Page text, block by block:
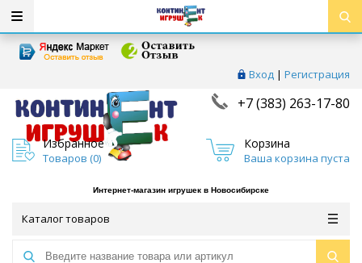
Вход | Регистрация
+7 (383) 263-17-80
Избранное
Товаров (0)
Корзина
Ваша корзина пуста
Интернет-магазин игрушек в Новосибирске
Каталог товаров